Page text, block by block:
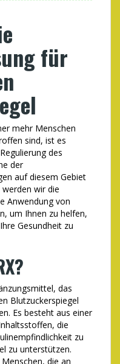
für
mehr Menschen
sind, ist es
des
der
auf diesem Gebiet
wir die
Anwendung von
um Ihnen zu helfen,
Gesundheit zu
das
Blutzuckerspiegel
Es besteht aus einer
die
zu
zu unterstützen.
die an